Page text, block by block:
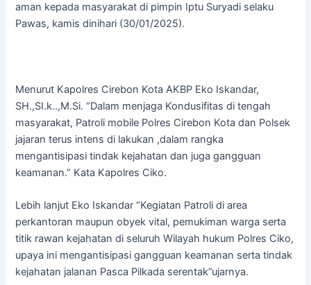
aman kepada masyarakat di pimpin Iptu Suryadi selaku
Pawas, kamis dinihari (30/01/2025).
Menurut Kapolres Cirebon Kota AKBP Eko Iskandar,
SH.,SI.k..,M.Si. “Dalam menjaga Kondusifitas di tengah
masyarakat, Patroli mobile Polres Cirebon Kota dan Polsek
jajaran terus intens di lakukan ,dalam rangka
mengantisipasi tindak kejahatan dan juga gangguan
keamanan.” Kata Kapolres Ciko.
Lebih lanjut Eko Iskandar “Kegiatan Patroli di area
perkantoran maupun obyek vital, pemukiman warga serta
titik rawan kejahatan di seluruh Wilayah hukum Polres Ciko,
upaya ini mengantisipasi gangguan keamanan serta tindak
kejahatan jalanan Pasca Pilkada serentak”ujarnya.